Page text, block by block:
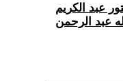
عبد الكريم
عبد الرحمن